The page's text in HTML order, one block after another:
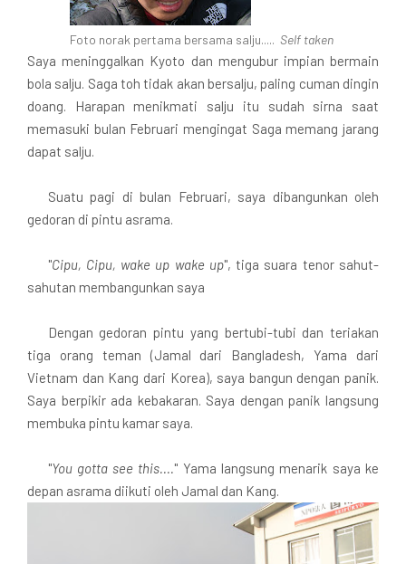
Foto norak pertama bersama salju..... Self taken
Saya meninggalkan Kyoto dan mengubur impian bermain
bola salju. Saga toh tidak akan bersalju, paling cuman dingin
doang. Harapan menikmati salju itu sudah sirna saat
memasuki bulan Februari mengingat Saga memang jarang
dapat salju.
Suatu pagi di bulan Februari, saya dibangunkan oleh
gedoran di pintu asrama.
"Cipu, Cipu, wake up wake up", tiga suara tenor sahut-
sahutan membangunkan saya
Dengan gedoran pintu yang bertubi-tubi dan teriakan
tiga orang teman (Jamal dari Bangladesh, Yama dari
Vietnam dan Kang dari Korea), saya bangun dengan panik.
Saya berpikir ada kebakaran. Saya dengan panik langsung
membuka pintu kamar saya.
"You gotta see this.... " Yama langsung menarik saya ke
depan asrama diikuti oleh Jamal dan Kang.